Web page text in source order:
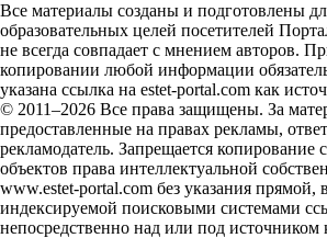
Все материалы созданы и подготовлены
образовательных целей посетителей
не всегда совпадает с мнением авторов.
копировании любой информации
указана ссылка на estet-portal.com как
© 2011–2026 Все права защищены. За
предоставленные на правах рекламы,
рекламодатель. Запрещается копирование
объектов права интеллектуальной
www.estet-portal.com без указания прямой,
индексируемой поисковыми системами
непосредственно над или под источником